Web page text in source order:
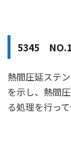
5345 NO.1
熱間圧延ステ
を示し、熱間
る処理を行っ